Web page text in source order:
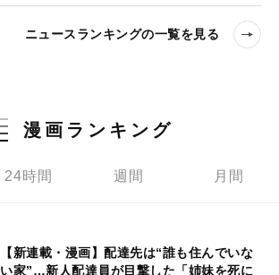
ニュースランキングの一覧を見る
漫画ランキング
24時間 週間 月間
【新連載・漫画】配達先は“誰も住んでいな
い家”…新人配達員が目撃した「姉妹を死に